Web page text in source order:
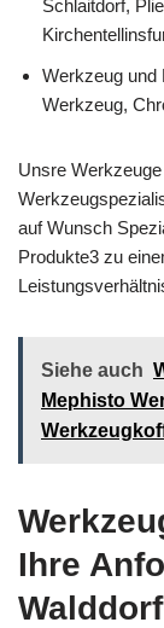
Schlaitdorf,
Werkzeug und
Werkzeug,
Unsre
auf Wunsch
Produkte3 zu
Siehe auch
Mephisto
Ihre